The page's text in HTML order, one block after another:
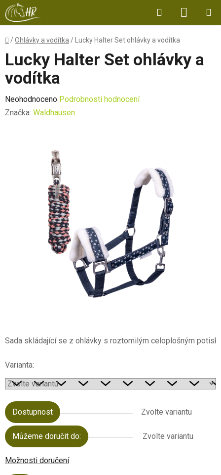
Přejít
na
obsah
Hledat
KOŠÍK
Domů
/Ohlávky a vodítka / Lucky Halter Set ohlávky a vodítka
Sada skládající se z ohlávky s roztomilým celoplošným
Varianta:
Dostupnost Zvolte variantu
Můžeme doručit do: Zvolte variantu
Možnosti doručení
Lucky Halter Set ohlávky a
vodítka
Průměrné
hodnocení
Neohodnoceno Podrobnosti hodnocení
Značka: Waldhausen